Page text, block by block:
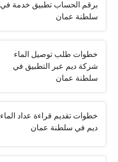
برقم الحساب تطبيق خدمة في
سلطنة عمان
خطوات طلب توصيل الماء
شركة ديم عبر التطبيق في
سلطنة عمان
خطوات تقديم قراءة عداد الماء
ديم في سلطنة عمان